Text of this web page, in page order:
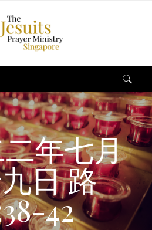
年七月
日 路
42